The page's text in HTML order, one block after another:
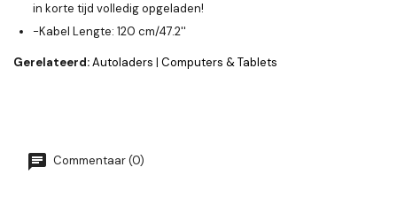
in korte tijd volledig opgeladen!
-Kabel Lengte: 120 cm/47.2''
Gerelateerd:Autoladers | Computers & Tablets
Commentaar (0)